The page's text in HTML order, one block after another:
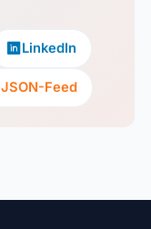
LinkedIn
JSON-Feed